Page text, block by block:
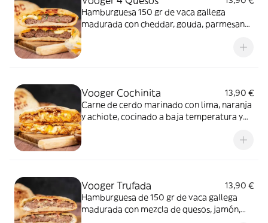
Hamburguesa 150 gr de vaca gallega
madurada con cheddar, gouda, parmesano
Vooger Cochinita
13,90 €
Carne de cerdo marinado con lima, naranja
y achiote, cocinado a baja temperatura y
Vooger Trufada
13,90 €
Hamburguesa de 150 gr de vaca gallega
madurada con mezcla de quesos, jamón,